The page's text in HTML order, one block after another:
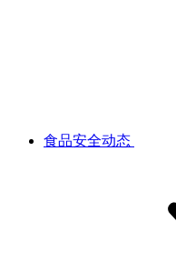
食品安全动态